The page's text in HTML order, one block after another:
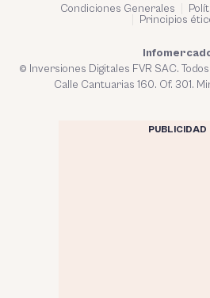
Condiciones Generales
Principios
© Inversiones Digitales FVR SAC.
Calle Cantuarias 160. Of. 301.
PUBLICIDAD